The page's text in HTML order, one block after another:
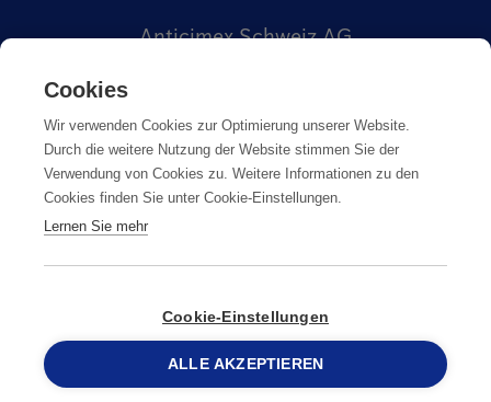
Anticimex Schweiz AG
Impronta
Impronta
© Copyright2026Anticimex
Cookies
Wir verwenden Cookies zur Optimierung unserer Website.
Durch die weitere Nutzung der Website stimmen Sie der
Verwendung von Cookies zu. Weitere Informationen zu den
Cookies finden Sie unter Cookie-Einstellungen.
Lernen Sie mehr
Cookie-Einstellungen
ALLE AKZEPTIEREN
058 387 75 75